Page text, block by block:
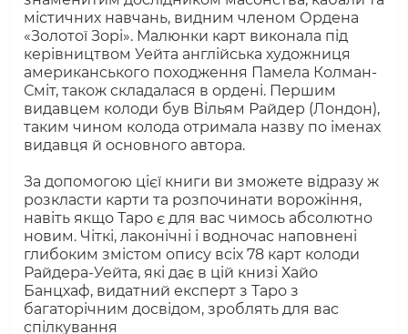
містичних навчань, видним членом Ордена
«Золотої Зорі». Малюнки карт виконала під
керівництвом Уейта англійська художниця
американського походження Памела Колман-
Сміт, також складалася в ордені. Першим
видавцем колоди був Вільям Райдер (Лондон),
таким чином колода отримала назву по іменах
видавця й основного автора.
За допомогою цієї книги ви зможете відразу ж
розкласти карти та розпочинати ворожіння,
навіть якщо Таро є для вас чимось абсолютно
новим. Чіткі, лаконічні і водночас наповнені
глибоким змістом опису всіх 78 карт колоди
Райдера-Уейта, які дає в цій книзі Хайо
Банцхаф, видатний експерт з Таро з
багаторічним досвідом, зроблять для вас
спілкування